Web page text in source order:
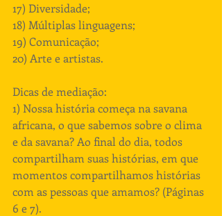
17) Diversidade;
18) Múltiplas linguagens;
19) Comunicação;
20) Arte e artistas.
Dicas de mediação:
1) Nossa história começa na savana
africana, o que sabemos sobre o clima
e da savana? Ao final do dia, todos
compartilham suas histórias, em que
momentos compartilhamos histórias
com as pessoas que amamos? (Páginas
6 e 7).